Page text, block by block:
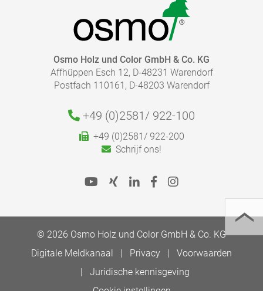
HOEVEEL PRODUCT HEB IK NODIG?
Bereken snel en eenvoudig de juiste hoeveelheid die
Volg de verdere informatie over het aanbevolen gebruik
in onze productinformatiebladen.
Osmo Holz und Color GmbH & Co. KG
Affhüppen Esch 12, D-48231 Warendorf
Postfach 110161, D-48203 Warendorf
+49 (0)2581/ 922-100
+49 (0)2581/ 922-200
Schrijf ons!
© 2026 Osmo Holz und Color GmbH & Co. KG
Digitale Meldkanaal
Privacy
Voorwaarden
Juridische kennisgeving